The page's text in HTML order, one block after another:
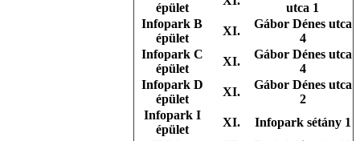
épület
utca 1
Infopark B
épület
XI.
Gábor Dénes utca
4
Infopark C
épület
XI.
Gábor Dénes utca
4
Infopark D
épület
XI.
Gábor Dénes utca
2
Infopark I
épület
XI.
Infopark sétány 1